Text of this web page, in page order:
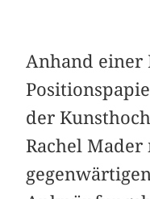
Anhand einer
der
Rachel